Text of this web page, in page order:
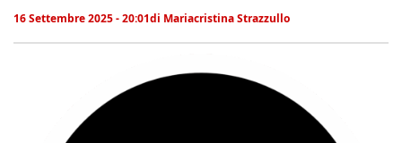
16 Settembre 2025 - 20:01di Mariacristina Strazzullo